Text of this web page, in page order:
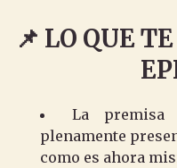
📌 LO QUE
La
plenamente
como es ahora